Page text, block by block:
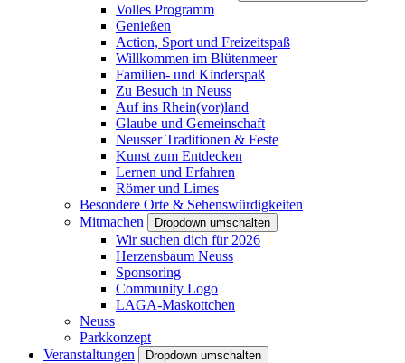
Volles Programm
Genießen
Action, Sport und Freizeitspaß
Willkommen im Blütenmeer
Familien- und Kinderspaß
Zu Besuch in Neuss
Auf ins Rhein(vor)land
Glaube und Gemeinschaft
Neusser Traditionen & Feste
Kunst zum Entdecken
Lernen und Erfahren
Römer und Limes
Besondere Orte & Sehenswürdigkeiten
Mitmachen
Dropdown umschalten
Wir suchen dich für 2026
Herzensbaum Neuss
Sponsoring
Community Logo
LAGA-Maskottchen
Neuss
Parkkonzept
Veranstaltungen
Dropdown umschalten